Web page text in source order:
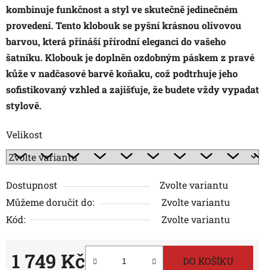
kombinuje funkčnost a styl ve skutečně jedinečném
provedení. Tento klobouk se pyšní krásnou olivovou
barvou, která přináší přírodní eleganci do vašeho
šatníku. Klobouk je doplněn ozdobným páskem z pravé
kůže v nadčasové barvě koňaku, což podtrhuje jeho
sofistikovaný vzhled a zajišťuje, že budete vždy vypadat
stylově.
Velikost
Dostupnost
Zvolte variantu
Můžeme doručit do:
Zvolte variantu
Kód:
Zvolte variantu
1 749 Kč DO KOŠÍKU